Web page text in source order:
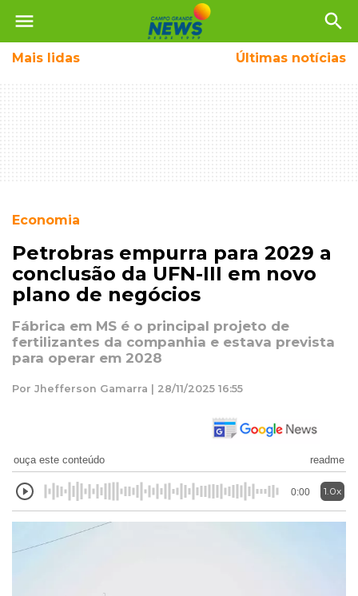
menu search
Mais lidas Últimas notícias
Economia
Petrobras empurra para 2029 a
conclusão da UFN-III em novo
plano de negócios
Fábrica em MS é o principal projeto de
fertilizantes da companhia e estava prevista
para operar em 2028
Por Jhefferson Gamarra | 28/11/2025 16:55
ouça este conteúdo readme
0:00 1.0x